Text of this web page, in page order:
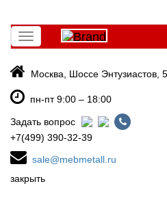
Toggle
navigation
Москва, Шоссе Энтузиастов,
пн-пт 9:00 – 18:00
Задать вопрос
+7(499) 390-32-39
sale@mebmetall.ru
закрыть